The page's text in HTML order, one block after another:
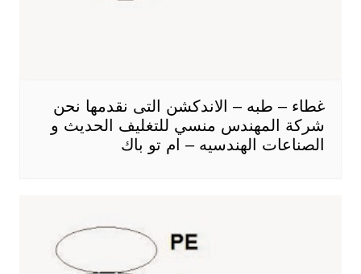
غطاء – طبه – الاندكشن التى نقدمها نحن
شركة المهندس منسي للتغليف الحديث و
الصناعات الهندسيه – ام تو باك